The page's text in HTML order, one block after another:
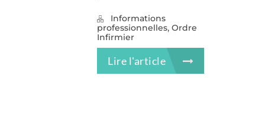
Informations
professionnelles, Ordre
Infirmier
Lire l'article